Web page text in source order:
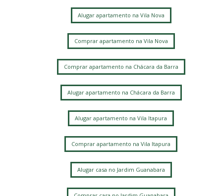
Alugar apartamento na Vila Nova
Comprar apartamento na Vila Nova
Comprar apartamento na Chácara da Barra
Alugar apartamento na Chácara da Barra
Alugar apartamento na Vila Itapura
Comprar apartamento na Vila Itapura
Alugar casa no Jardim Guanabara